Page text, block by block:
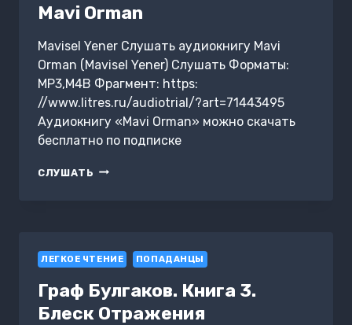
Mavi Orman
Mavisel Yener Слушать аудиокнигу Mavi
Orman (Mavisel Yener) Слушать Форматы:
MP3,M4B Фрагмент: https:
//www.litres.ru/audiotrial/?art=71443495
Аудиокнигу «Mavi Orman» можно скачать
бесплатно по подписке
СЛУШАТЬ MAVI
ЛЕГКОЕ ЧТЕНИЕ ПОПАДАНЦЫ
Граф Булгаков. Книга 3.
Блеск Отражения